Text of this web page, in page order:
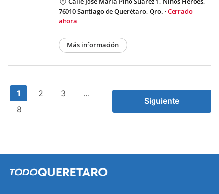
76010 Santiago de Querétaro, Qro. ·Cerrado
ahora
Más información
1 2 3
…
8
Siguiente